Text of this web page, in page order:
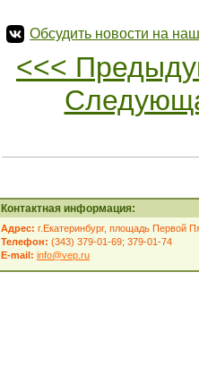
Обсудить новости на
<<<
Контактная информация:
Адрес: г.Екатеринбург, площадь Первой
Телефон: (343) 379-01-69; 379-01-74
E-mail: info@vep.ru